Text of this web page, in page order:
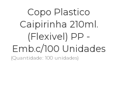
Copo Plastico
Caipirinha 210ml.
(Flexivel) PP -
Emb.c/100 Unidades
(Quantidade: 100 unidades)